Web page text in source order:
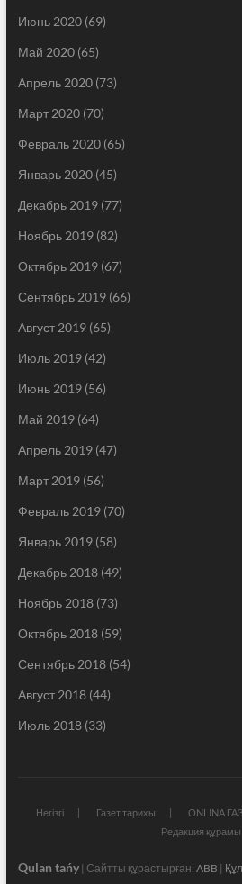
Июнь 2020(69)
Май 2020(65)
Апрель 2020(73)
Март 2020(70)
Февраль 2020(65)
Январь 2020(45)
Декабрь 2019(77)
Ноябрь 2019(82)
Октябрь 2019(67)
Сентябрь 2019(66)
Август 2019(65)
Июль 2019(42)
Июнь 2019(56)
Май 2019(64)
Апрель 2019(47)
Март 2019(56)
Февраль 2019(70)
Январь 2019(58)
Декабрь 2018(49)
Ноябрь 2018(73)
Октябрь 2018(59)
Сентябрь 2018(54)
Август 2018(44)
Июль 2018(33)
Негізгі Газет тарихы ONLINA
Редакция құрамы
Qulan tańy| Сайтты құрастырған: ABB |